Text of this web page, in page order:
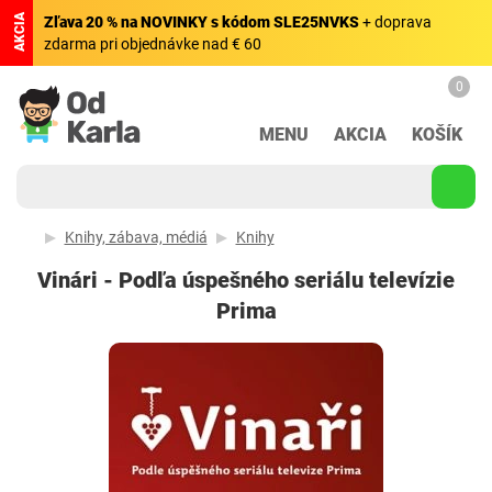
AKCIA Zľava 20 % na NOVINKY s kódom SLE25NVKS+ doprava
zdarma pri objednávke nad € 60
MENU AKCIA
0
KOŠÍK
Knihy, zábava, médiá Knihy
Vinári - Podľa úspešného seriálu televízie
Prima